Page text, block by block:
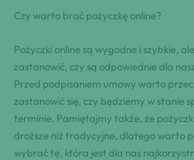
Czy warto brać pożyczkę online?
Pożyczki online są wygodne i szybkie,
zastanowić, czy są odpowiednie dla
Przed podpisaniem umowy warto
zastanowić się, czy będziemy w stanie
terminie. Pamiętajmy także, że
droższe niż tradycyjne, dlatego warto
wybrać tę, która jest dla nas